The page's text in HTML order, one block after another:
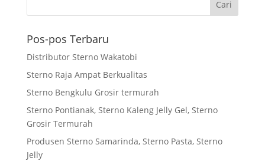
Pos-pos Terbaru
Distributor Sterno Wakatobi
Sterno Raja Ampat Berkualitas
Sterno Bengkulu Grosir termurah
Sterno Pontianak, Sterno Kaleng Jelly Gel, Sterno
Grosir Termurah
Produsen Sterno Samarinda, Sterno Pasta, Sterno
Jelly